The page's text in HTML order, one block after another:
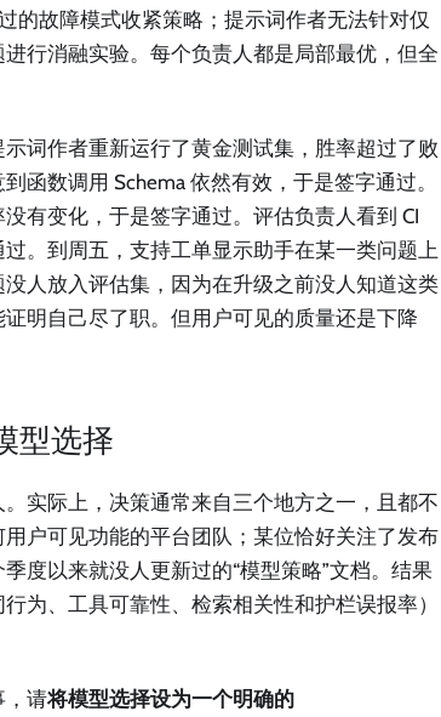
的故障模式收紧策略；提示词作者无法针对仅
行消融实验。每个负责人都是局部最优，但全
词作者重新运行了黄金测试集，胜率超过了败
函数调用 Schema 依然有效，于是签字通过。
有变化，于是签字通过。评估负责人看到 CI
。到周五，支持工单显示助手在某一类问题上
人放入评估集，因为在升级之前没人知道这类
明自己尽了职。但用户可见的质量还是下降
型选择
实际上，决策通常来自三个地方之一，且都不
户可见功能的平台团队；某位恰好关注了发布
度以来就没人更新过的“模型策略”文档。结果
为、工具可靠性、检索相关性和护栏误报率）
，请将模型选择设为一个明确的